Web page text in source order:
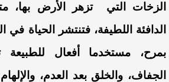
الزخات
التي تزهر الأرض بها،
الدافئة
اللطيفة،فتنتشر الحياة في
بمرح، مستخدما أفعال للطبيعة
الجفاف، والخلق بعد العدم، والإلهام